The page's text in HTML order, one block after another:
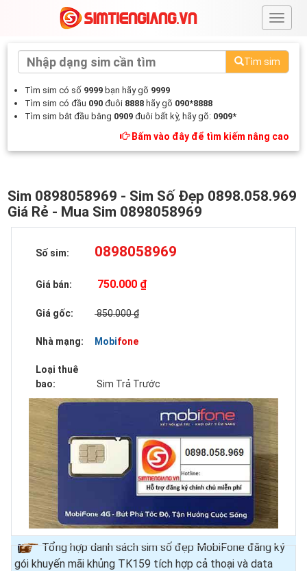
#
Tìm sim
Tìm sim có số 9999 bạn hãy gõ 9999
Tìm sim có đầu 090 đuôi 8888 hãy gõ 090*8888
Tìm sim bắt đầu bằng 0909 đuôi bất kỳ, hãy gõ: 0909*
Bấm vào đây để tìm kiếm nâng cao
Sim 0898058969 - Sim Số Đẹp 0898.058.969
Giá Rẻ - Mua Sim 0898058969
Số sim: 0898058969
Giá bán: 750.000 ₫
Giá gốc: 850.000 ₫
Nhà mạng: Mobifone
Loại thuê
bao:
Sim Trả Trước
Tổng hợp danh sách sim số đẹp MobiFone đăng ký
gói khuyến mãi khủng TK159 tích hợp cả thoại và data